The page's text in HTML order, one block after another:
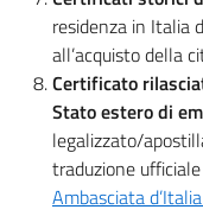
residenza in Italia
all’acquisto della
Certificato
Stato estero di
legalizzato/
traduzione
Ambasciata